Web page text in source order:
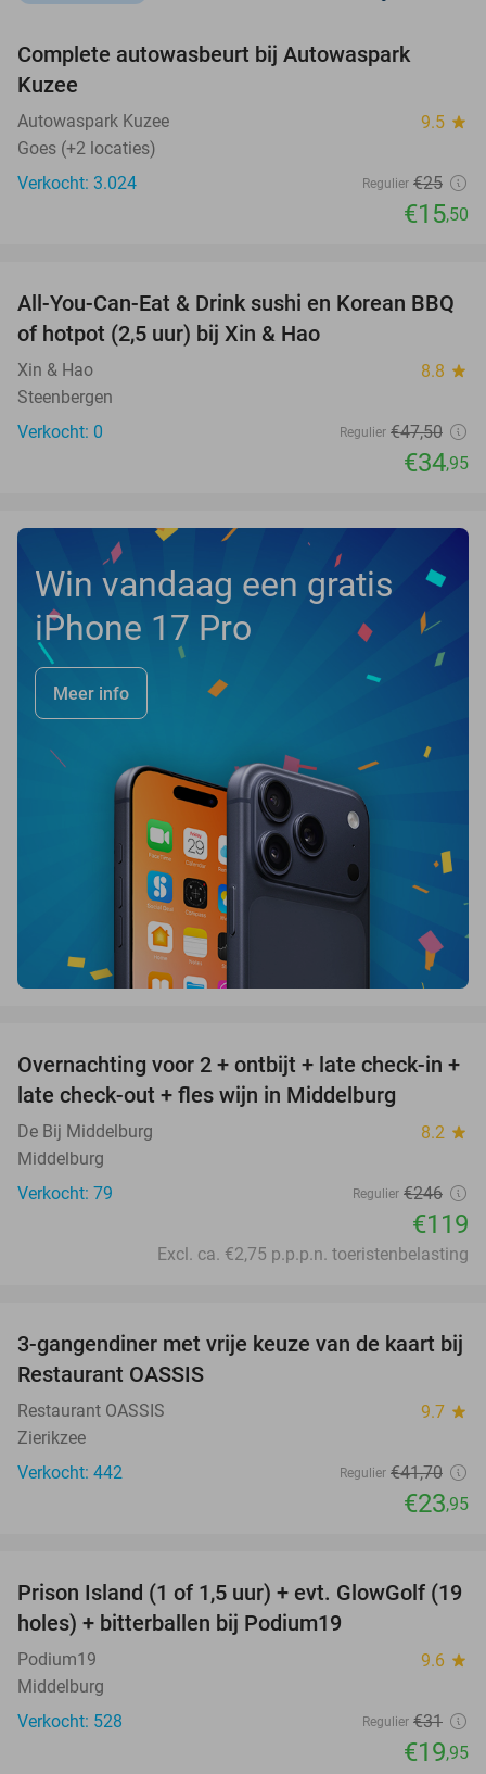
Complete autowasbeurt bij Autowaspark
Kuzee
Autowaspark Kuzee 9.5 star
Goes (+2 locaties)
Verkocht: 3.024
Regulier €25
€15,50
26%
TODAY
All-You-Can-Eat & Drink sushi en Korean BBQ
of hotpot (2,5 uur) bij Xin & Hao
Xin & Hao 8.8 star
Steenbergen
Verkocht: 0
Regulier €47,50
€34,95
Win vandaag een gratis
iPhone 17 Pro
Meer info
52%
Overnachting voor 2 + ontbijt + late check-in +
late check-out + fles wijn in Middelburg
De Bij Middelburg 8.2 star
Middelburg
Verkocht: 79
Regulier €246
€119
Excl. ca. €2,75 p.p.p.n. toeristenbelasting
43%
3-gangendiner met vrije keuze van de kaart bij
Restaurant OASSIS
Restaurant OASSIS 9.7 star
Zierikzee
Verkocht: 442
Regulier €41,70
€23,95
36%
Prison Island (1 of 1,5 uur) + evt. GlowGolf (19
holes) + bitterballen bij Podium19
Podium19 9.6 star
Middelburg
Verkocht: 528
Regulier €31
€19,95